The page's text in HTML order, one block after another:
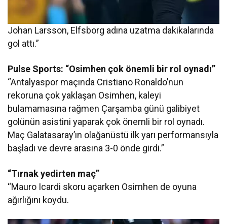
Johan Larsson, Elfsborg adına uzatma dakikalarında
gol attı.”
Pulse Sports: “Osimhen çok önemli bir rol oynadı”
“Antalyaspor maçında Cristiano Ronaldo’nun
rekoruna çok yaklaşan Osimhen, kaleyi
bulamamasına rağmen Çarşamba günü galibiyet
golünün asistini yaparak çok önemli bir rol oynadı.
Maç Galatasaray’ın olağanüstü ilk yarı performansıyla
başladı ve devre arasına 3-0 önde girdi.”
“Tırnak yedirten maç”
“Mauro Icardi skoru açarken Osimhen de oyuna
ağırlığını koydu.